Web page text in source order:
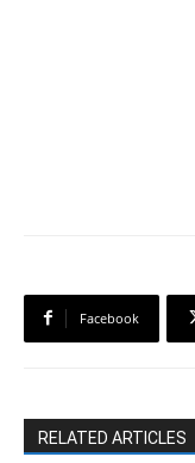
Facebook
RELATED ARTICLES